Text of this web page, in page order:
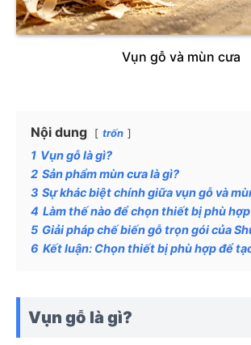
Vụn gỗ và mùn cưa
Nội dung trốn
1 Vụn gỗ là gì?
2 Sản phẩm mùn cưa là gì?
3 Sự khác biệt chính giữa vụn gỗ và
4 Làm thế nào để chọn thiết bị phù
5 Giải pháp chế biến gỗ trọn gói của
6 Kết luận: Chọn thiết bị phù hợp để
Vụn gỗ là gì?